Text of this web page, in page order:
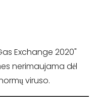
Exchange 2020"
nerimaujama dėl
viruso.